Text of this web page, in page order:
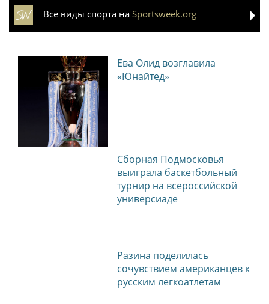
Все виды спорта на Sportsweek.org
Ева Олид возглавила
«Юнайтед»
Сборная Подмосковья
выиграла баскетбольный
турнир на всероссийской
универсиаде
Разина поделилась
сочувствием американцев к
русским легкоатлетам